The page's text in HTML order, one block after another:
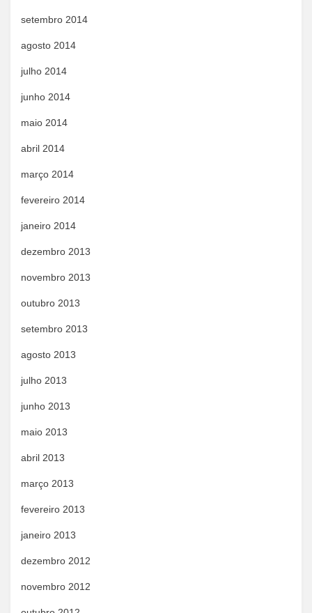
setembro 2014
agosto 2014
julho 2014
junho 2014
maio 2014
abril 2014
março 2014
fevereiro 2014
janeiro 2014
dezembro 2013
novembro 2013
outubro 2013
setembro 2013
agosto 2013
julho 2013
junho 2013
maio 2013
abril 2013
março 2013
fevereiro 2013
janeiro 2013
dezembro 2012
novembro 2012